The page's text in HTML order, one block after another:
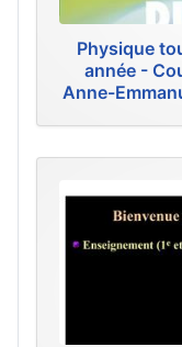
Physique
année -
Anne-